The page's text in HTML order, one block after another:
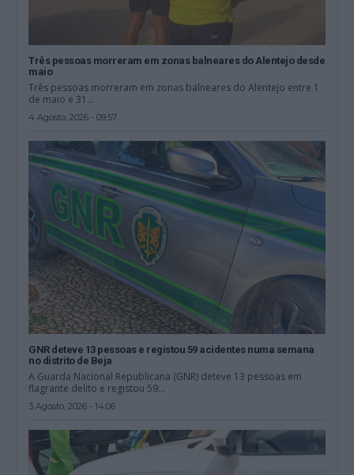
Três pessoas morreram em zonas balneares do Alentejo desde
maio
Três pessoas morreram em zonas balneares do Alentejo entre 1
de maio e 31...
4 Agosto, 2026 - 09:57
GNR deteve 13 pessoas e registou 59 acidentes numa semana
no distrito de Beja
A Guarda Nacional Republicana (GNR) deteve 13 pessoas em
flagrante delito e registou 59...
3 Agosto, 2026 - 14:06